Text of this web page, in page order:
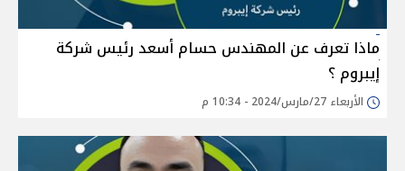
ماذا تعرف عن المهندس حسام أسعد رئيس شركة
إيبروم ؟
الأربعاء 27/مارس/2024 - 10:34 م